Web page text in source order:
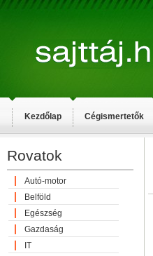
Kezdőlap Cégismertetők
Rovatok
Autó-motor
Belföld
Egészség
Gazdaság
IT